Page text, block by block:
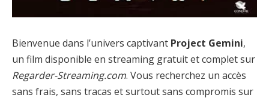
Bienvenue dans l’univers captivant Project Gemini,
un film disponible en streaming gratuit et complet sur
Regarder-Streaming.com. Vous recherchez un accès
sans frais, sans tracas et surtout sans compromis sur